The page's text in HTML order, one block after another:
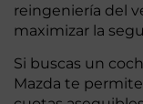
reingeniería del
maximizar la
Si buscas un
Mazda te